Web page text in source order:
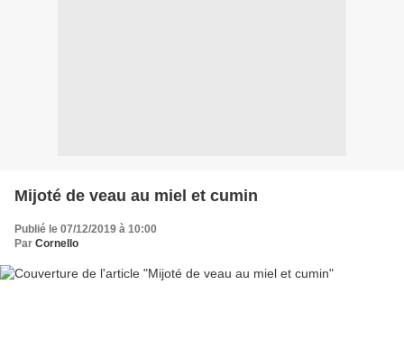
Mijoté de veau au miel et cumin
Publié le 07/12/2019 à 10:00
Par Cornello